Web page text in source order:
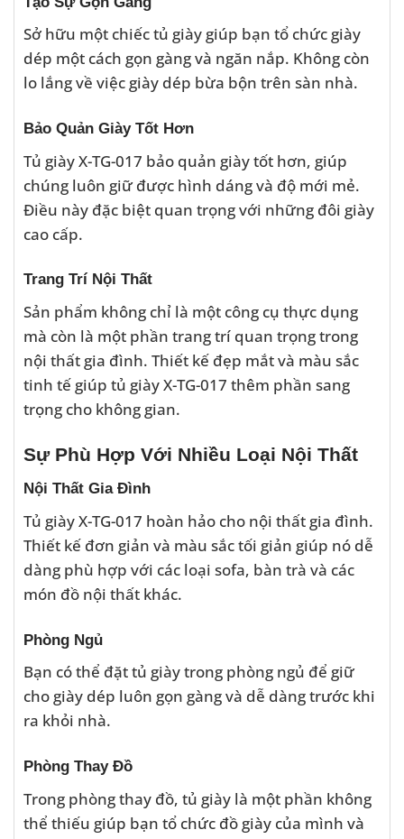
Sở hữu một chiếc tủ giày giúp bạn tổ chức giày
dép một cách gọn gàng và ngăn nắp. Không còn
lo lắng về việc giày dép bừa bộn trên sàn nhà.
Bảo Quản Giày Tốt Hơn
Tủ giày X-TG-017 bảo quản giày tốt hơn, giúp
chúng luôn giữ được hình dáng và độ mới mẻ.
Điều này đặc biệt quan trọng với những đôi giày
cao cấp.
Trang Trí Nội Thất
Sản phẩm không chỉ là một công cụ thực dụng
mà còn là một phần trang trí quan trọng trong
nội thất gia đình. Thiết kế đẹp mắt và màu sắc
tinh tế giúp tủ giày X-TG-017 thêm phần sang
trọng cho không gian.
Sự Phù Hợp Với Nhiều Loại Nội Thất
Nội Thất Gia Đình
Tủ giày X-TG-017 hoàn hảo cho nội thất gia đình.
Thiết kế đơn giản và màu sắc tối giản giúp nó dễ
dàng phù hợp với các loại sofa, bàn trà và các
món đồ nội thất khác.
Phòng Ngủ
Bạn có thể đặt tủ giày trong phòng ngủ để giữ
cho giày dép luôn gọn gàng và dễ dàng trước khi
ra khỏi nhà.
Phòng Thay Đồ
Trong phòng thay đồ, tủ giày là một phần không
thể thiếu giúp bạn tổ chức đồ giày của mình và